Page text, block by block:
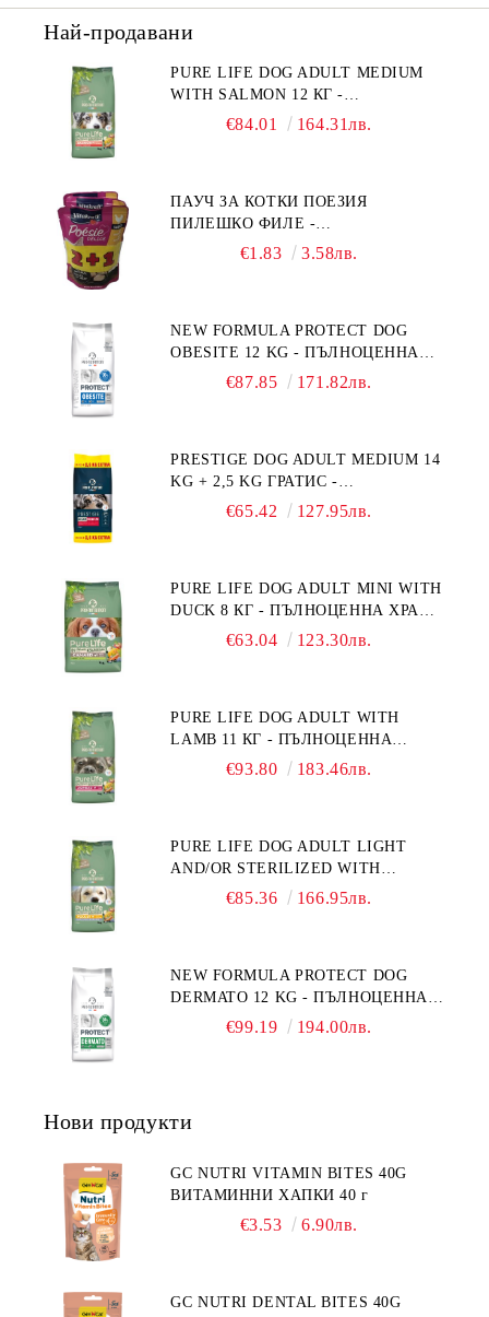
Най-продавани
PURE LIFE DOG ADULT MEDIUM
WITH SALMON 12 КГ -
ПЪЛНОЦЕННА ХРАНА ЗА
БЕЗ ЗЪРНО, БЕЗ ГЛУТЕН.
ПРОИЗВЕДЕНА ВЪВ ФРАНЦИЯ.
€84.01 164.31лв.
ПАУЧ ЗА КОТКИ ПОЕЗИЯ
ПИЛЕШКО ФИЛЕ -
ПРОМОКОМПЛЕКТ 3 БР.
€1.83 3.58лв.
NEW FORMULA PROTECT DOG
OBESITE 12 KG - ПЪЛНОЦЕННА
ДИЕТИЧНА ХРАНА ЗА КУЧЕТА
"РЕГУЛИРАНЕ НА ВНОСА НА
ГЛЮКОЗА (DIABETES MELLITUS)."
€87.85 171.82лв.
PRESTIGE DOG ADULT MEDIUM 14
KG + 2,5 KG ГРАТИС -
ПЪЛНОЦЕННА ХРАНА ЗА
€65.42 127.95лв.
PURE LIFE DOG ADULT MINI WITH
DUCK 8 КГ - ПЪЛНОЦЕННА ХРАНА
ЗА ПОРАСНАЛИ КУЧЕТА ОТ
ГЛУТЕН. ПРОИЗВЕДЕНА ВЪВ
ФРАНЦИЯ.
€63.04 123.30лв.
PURE LIFE DOG ADULT WITH
LAMB 11 КГ - ПЪЛНОЦЕННА
ХРАНА ЗА ПОРАСНАЛИ КУЧЕТА С
НАД 1 ГОДИНА. БЕЗ ЗЪРНО, БЕЗ
ГЛУТЕН. ПРОИЗВЕДЕНА ВЪВ
ФРАНЦИЯ.
€93.80 183.46лв.
PURE LIFE DOG ADULT LIGHT
AND/OR STERILIZED WITH
CHICKEN 12 КГ - ПЪЛНОЦЕННА
КАСТРИРАНИ КУЧЕТА ОТ ВСИЧКИ
ПОРОДИ НА ВЪЗРАСТ НАД 1
ГОДИНА, С ПИЛЕ. БЕЗ ЗЪРНО, БЕЗ
€85.36 166.95лв.
NEW FORMULA PROTECT DOG
DERMATO 12 KG - ПЪЛНОЦЕННА
ДИЕТИЧНА ХРАНА ЗА КУЧЕТА
ЗАГУБА НА КОЗИНА".
НЕПОНОСИМОСТТА КЪМ НЯКОИ
СЪСТАВКИ И ХРАНИ
€99.19 194.00лв.
Нови продукти
GC NUTRI VITAMIN BITES 40G
ВИТАМИННИ ХАПКИ 40 г
€3.53 6.90лв.
GC NUTRI DENTAL BITES 40G